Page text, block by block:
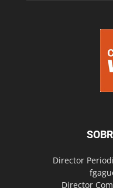
Director
Director